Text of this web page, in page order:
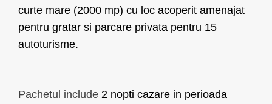
curte mare (2000 mp) cu loc acoperit amenajat
pentru gratar si parcare privata pentru 15
autoturisme.
Pachetul include 2 nopti cazare in perioada